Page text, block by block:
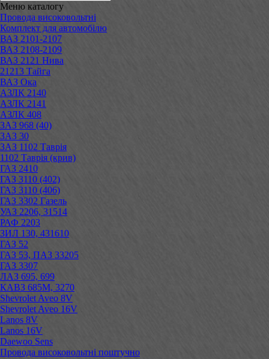
Меню каталогу
Провода високовольтні
Комплект для автомобілю
ВАЗ 2101-2107
ВАЗ 2108-2109
ВАЗ 2121 Нива
21213 Тайга
ВАЗ Ока
АЗЛК 2140
АЗЛК 2141
АЗЛК 408
ЗАЗ 968 (40)
ЗАЗ 30
ЗАЗ 1102 Таврія
1102 Таврія (крив)
ГАЗ 2410
ГАЗ 3110 (402)
ГАЗ 3110 (406)
ГАЗ 3302 Газель
УАЗ 2206, 31514
РАФ 2203
ЗИЛ 130, 431610
ГАЗ 52
ГАЗ 53, ПАЗ 33205
ГАЗ 3307
ЛАЗ 695, 699
КАВЗ 685М, 3270
Shevrolet Aveo 8V
Shevrolet Aveo 16V
Lanos 8V
Lanos 16V
Daewoo Sens
Провода високовольтні поштучно